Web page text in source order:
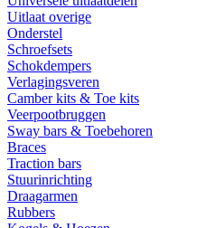
Uitlaat overige
Onderstel
Schroefsets
Schokdempers
Verlagingsveren
Camber kits & Toe kits
Veerpootbruggen
Sway bars & Toebehoren
Braces
Traction bars
Stuurinrichting
Draagarmen
Rubbers